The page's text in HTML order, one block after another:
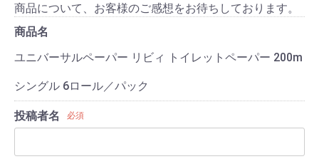
商品について、お客様のご感想をお待ちしております。
商品名
ユニバーサルペーパー リビィ トイレットペーパー 200m
シングル 6ロール／パック
投稿者名 必須